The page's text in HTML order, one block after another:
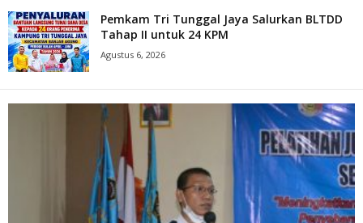
Pemkam Tri Tunggal Jaya Salurkan BLTDD
Tahap II untuk 24 KPM
Agustus 6, 2026